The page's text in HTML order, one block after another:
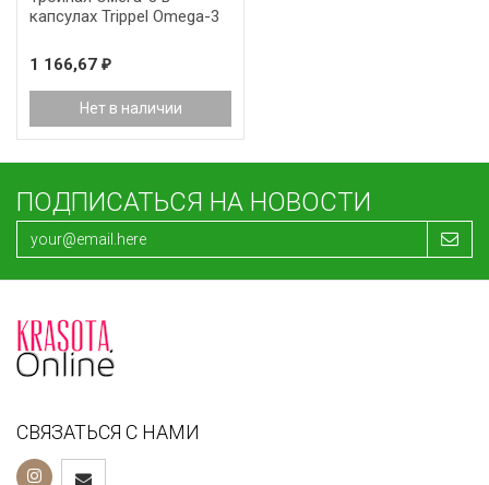
капсулах Trippel Omega-3
1 166,67 ₽
Нет в наличии
ПОДПИСАТЬСЯ НА НОВОСТИ
СВЯЗАТЬСЯ С НАМИ